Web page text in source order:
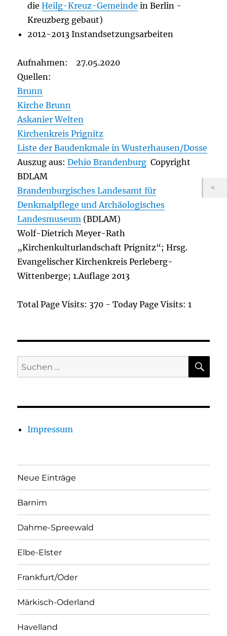
dieHeilg-Kreuz-Gemeinde in Berlin -
Kreuzberg gebaut)
2012-2013 Instandsetzungsarbeiten
Aufnahmen: 27.05.2020
Quellen:
Brunn
Kirche Brunn
Askanier Welten
Kirchenkreis Prignitz
Liste der Baudenkmale in Wusterhausen/Dosse
Auszug aus:Dehio Brandenburg Copyright
BDLAM
Brandenburgisches Landesamt für
Denkmalpflege und Archäologisches
Landesmuseum (BDLAM)
Wolf-Dietrich Meyer-Rath
„Kirchenkulturlandschaft Prignitz“; Hrsg.
Evangelischer Kirchenkreis Perleberg-
Wittenberge; 1.Auflage 2013
Total Page Visits: 370 - Today Page Visits: 1
Suchen
nach:
Impressum
Neue Einträge
Barnim
Dahme-Spreewald
Elbe-Elster
Frankfurt/Oder
Märkisch-Oderland
Havelland